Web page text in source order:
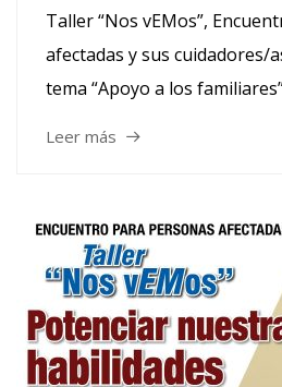
Taller “Nos vEMos”,
afectadas y sus cuidadores/
tema “Apoyo a los
Leer más